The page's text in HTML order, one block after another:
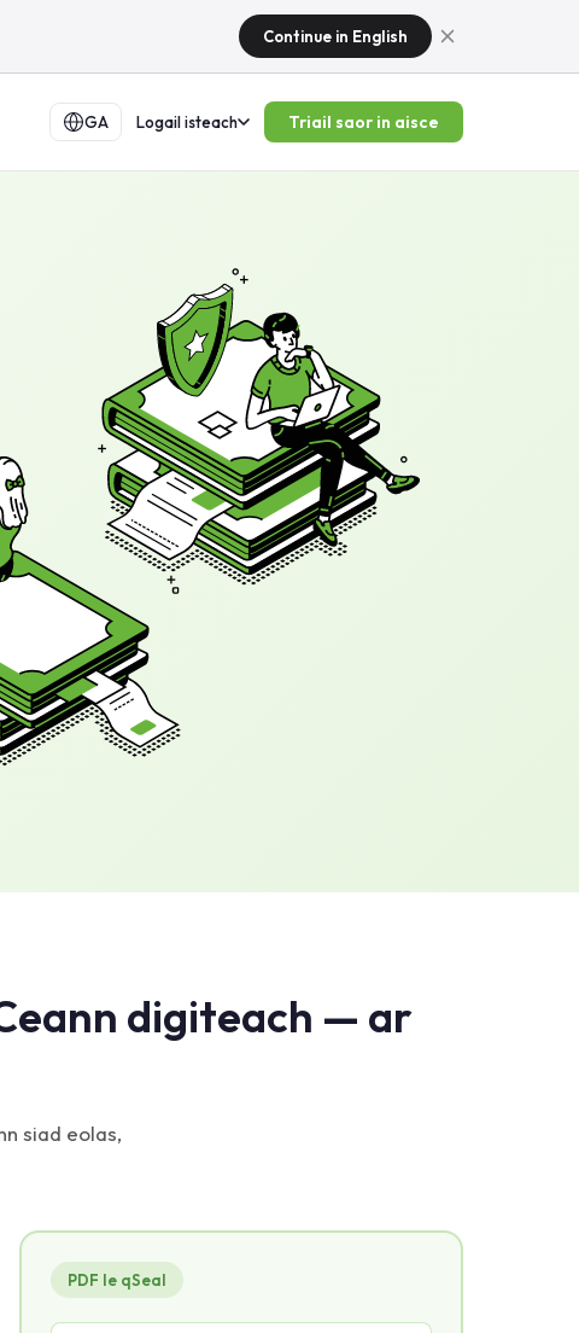
Continue in English
GA Logail isteach Triail saor in aisce
digiteach — ar
siad eolas,
PDF le qSeal